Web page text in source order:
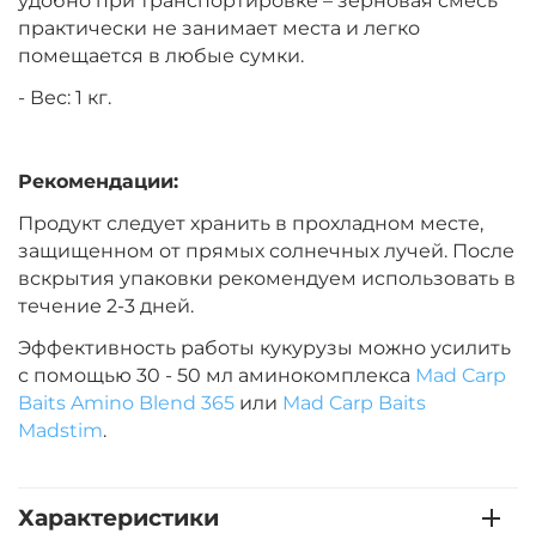
практически не занимает места и легко
помещается в любые сумки.
- Вес: 1 кг.
Рекомендации:
Продукт следует хранить в прохладном месте,
защищенном от прямых солнечных лучей. После
вскрытия упаковки рекомендуем использовать в
течение 2-3 дней.
Эффективность работы кукурузы можно усилить
с помощью 30 - 50 мл аминокомплекса Mad Carp
Baits Amino Blend 365 или Mad Carp Baits
Madstim.
Характеристики